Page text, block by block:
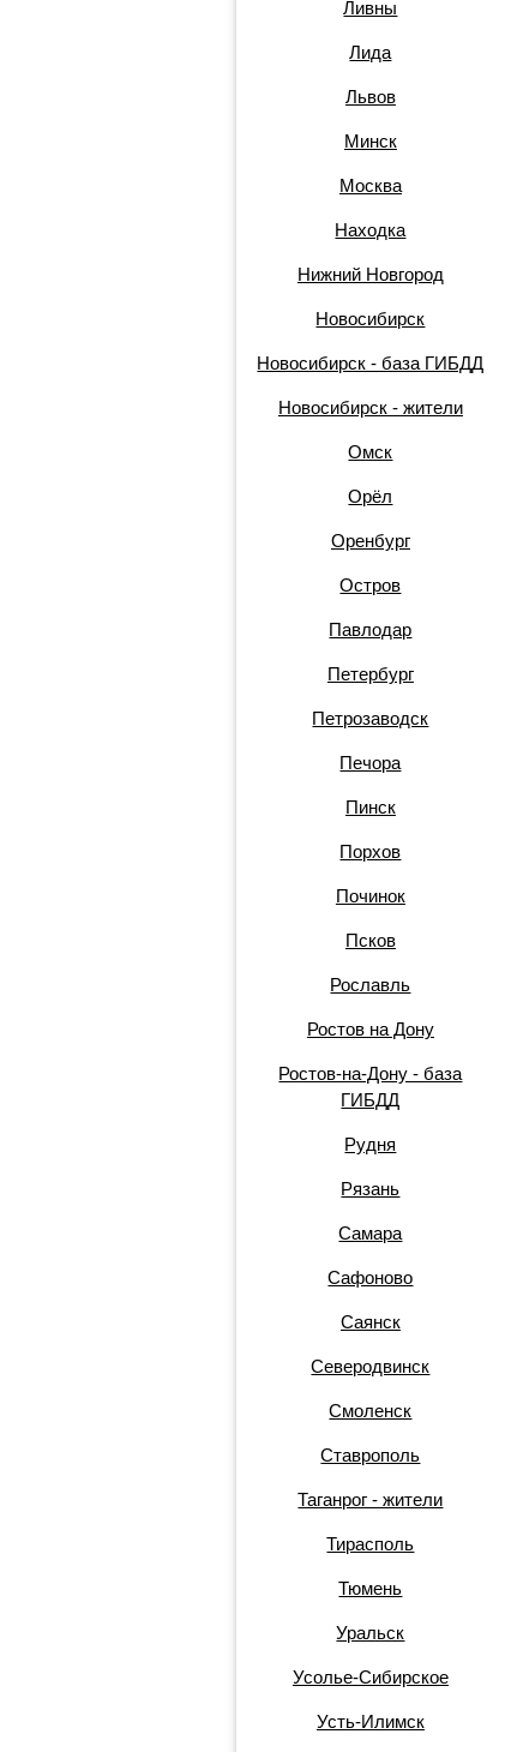
Ливны
Лида
Львов
Минск
Москва
Находка
Нижний Новгород
Новосибирск
Новосибирск - база ГИБДД
Новосибирск - жители
Омск
Орёл
Оренбург
Остров
Павлодар
Петербург
Петрозаводск
Печора
Пинск
Порхов
Починок
Псков
Рославль
Ростов на Дону
Ростов-на-Дону - база
ГИБДД
Рудня
Рязань
Самара
Сафоново
Саянск
Северодвинск
Смоленск
Ставрополь
Таганрог - жители
Тирасполь
Тюмень
Уральск
Усолье-Сибирское
Усть-Илимск